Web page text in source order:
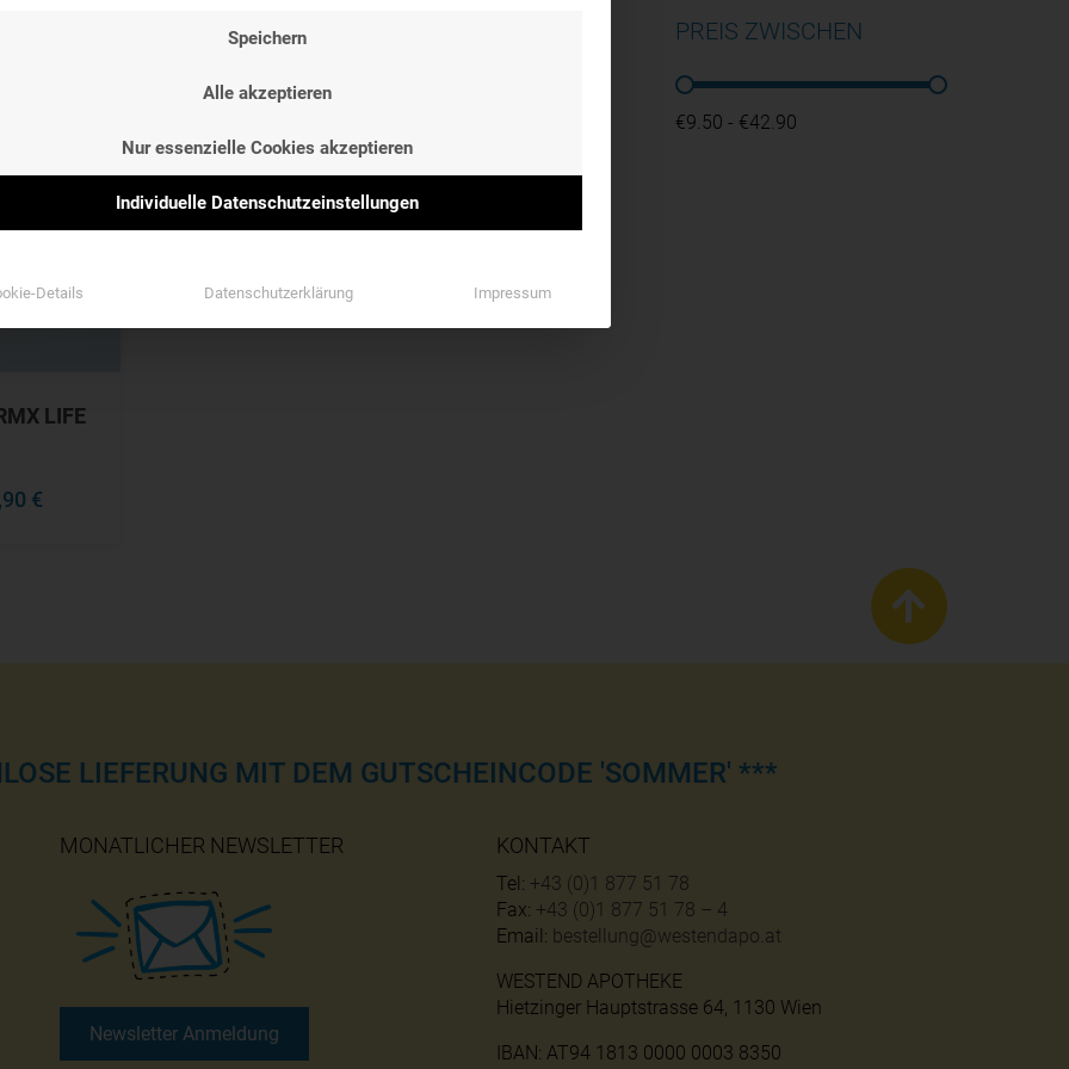
ETIKETTEN
ETIKETTEN
PREIS ZWISCHEN
PREIS ZWISCHEN
€9.50 - €42.90
LIFE
€
LIEFERUNG MIT DEM GUTSCHEINCODE 'SOMMER' ***
MONATLICHER NEWSLETTER
Newsletter Anmeldung
KONTAKT
Tel: +43 (0)1 877 51 78
Fax: +43 (0)1 877 51 78 – 4
Email: bestellung@westendapo.at
WESTEND APOTHEKE
Hietzinger Hauptstrasse 64, 1130 Wien
IBAN: AT94 1813 0000 0003 8350
Speichern
Alle akzeptieren
Nur essenzielle Cookies akzeptieren
Individuelle Datenschutzeinstellungen
Details Datenschutzerklärung Impressum